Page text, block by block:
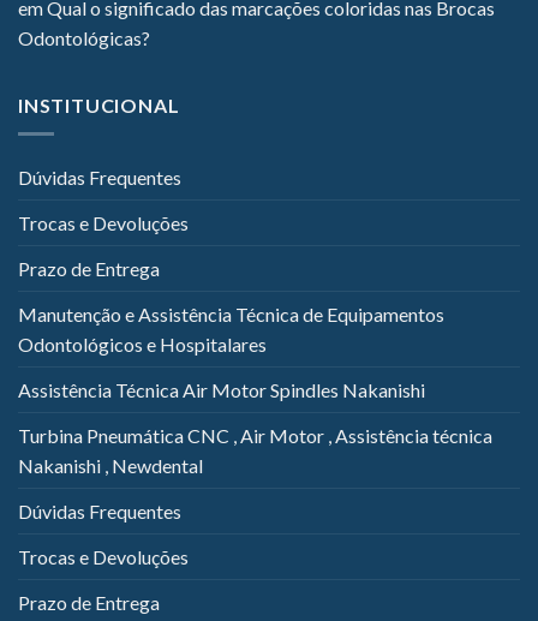
emQual o significado das marcações coloridas nas Brocas
Odontológicas?
INSTITUCIONAL
Dúvidas Frequentes
Trocas e Devoluções
Prazo de Entrega
Manutenção e Assistência Técnica de Equipamentos
Odontológicos e Hospitalares
Assistência Técnica Air Motor Spindles Nakanishi
Turbina Pneumática CNC , Air Motor , Assistência técnica
Nakanishi , Newdental
Dúvidas Frequentes
Trocas e Devoluções
Prazo de Entrega